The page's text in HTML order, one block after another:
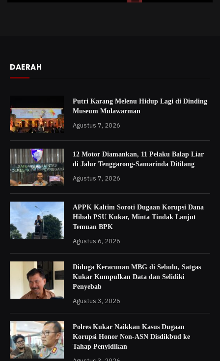
DAERAH
Putri Karang Melenu Hidup Lagi di Dinding
Museum Mulawarman
Agustus 7, 2026
12 Motor Diamankan, 11 Pelaku Balap Liar
di Jalur Tenggarong-Samarinda Ditilang
Agustus 7, 2026
APPK Kaltim Soroti Dugaan Korupsi Dana
Hibah PSU Kukar, Minta Tindak Lanjut
Temuan BPK
Agustus 6, 2026
Diduga Keracunan MBG di Sebulu, Satgas
Kukar Kumpulkan Data dan Selidiki
Penyebab
Agustus 3, 2026
Polres Kukar Naikkan Kasus Dugaan
Korupsi Honor Non-ASN Disdikbud ke
Tahap Penyidikan